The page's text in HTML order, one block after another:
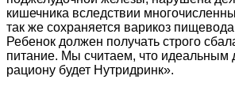
кишечника вследствии
так же сохраняется варикоз
Ребенок должен получать строго
питание. Мы считаем, что идеальным
рациону будет Нутридринк».